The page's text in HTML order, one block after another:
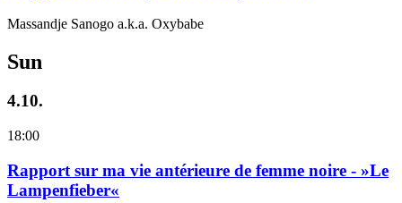
Massandje Sanogo a.k.a. Oxybabe
Sun
4.10.
18:00
Rapport sur ma vie antérieure de femme noire - »Le
Lampenfieber«